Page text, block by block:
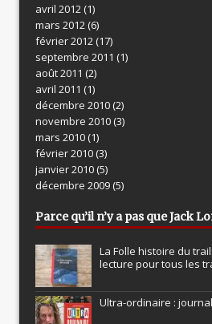
avril 2012(1)
mars 2012(6)
février 2012(17)
septembre 2011 (1)
août 2011 (2)
avril 2011 (1)
décembre 2010(2)
novembre 2010(3)
mars 2010(1)
février 2010(3)
janvier 2010(5)
décembre 2009(5)
Parce qu’il n’y a pas que Jack
La Folle histoire du
lecture pour tous les
Ultra-ordinaire :